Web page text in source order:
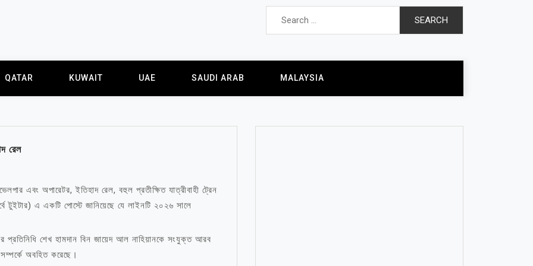
Search
QATAR KUWAIT UAE SAUDI ARAB MALAYSIA
রেল
এবং অপারেটর, ইতিহাদ রেল, বহুল প্রতীক্ষিত যাত্রীবাহী ট্রেন
টুইটার) এ একটি পোস্টে জানিয়েছে যে লাইনটি ২০২৬ সালে
প্রতিনিধি শেখ হামদান বিন জায়েদ আল নাহিয়ানকে সংযুক্ত আরব
অবহিত করেছে।